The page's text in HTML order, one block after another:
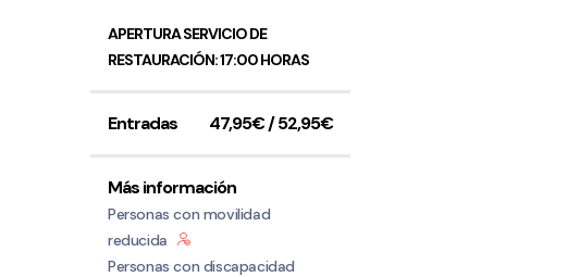
APERTURA SERVICIO DE
RESTAURACIÓN: 17:00 HORAS
Entradas 47,95€ / 52,95€
Más información
Personas con movilidad
reducida
Personas con discapacidad